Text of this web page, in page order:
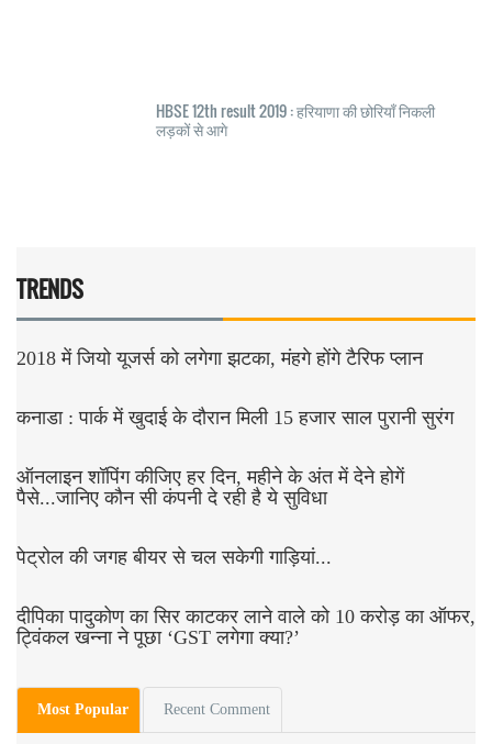
HBSE 12th result 2019 : हरियाणा की छोरियाँ निकली
लड़कों से आगे
TRENDS
2018 में जियो यूजर्स को लगेगा झटका, मंहगे होंगे टैरिफ प्लान
कनाडा : पार्क में खुदाई के दौरान मिली 15 हजार साल पुरानी सुरंग
ऑनलाइन शॉपिंग कीजिए हर दिन, महीने के अंत में देने होगें
पैसे...जानिए कौन सी कंपनी दे रही है ये सुविधा
पेट्रोल की जगह बीयर से चल सकेगी गाड़ियां...
दीपिका पादुकोण का सिर काटकर लाने वाले को 10 करोड़ का ऑफर,
ट्विंकल खन्ना ने पूछा ‘GST लगेगा क्या?’
Most Popular Recent Comment